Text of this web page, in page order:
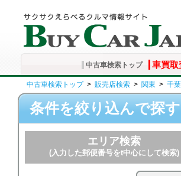
中古車検索トップ 車買取
中古車検索トップ> 販売店検索 > 関東 > 千
条件を絞り込んで探す
エリア検索
(入力した郵便番号をt中心にして検索)